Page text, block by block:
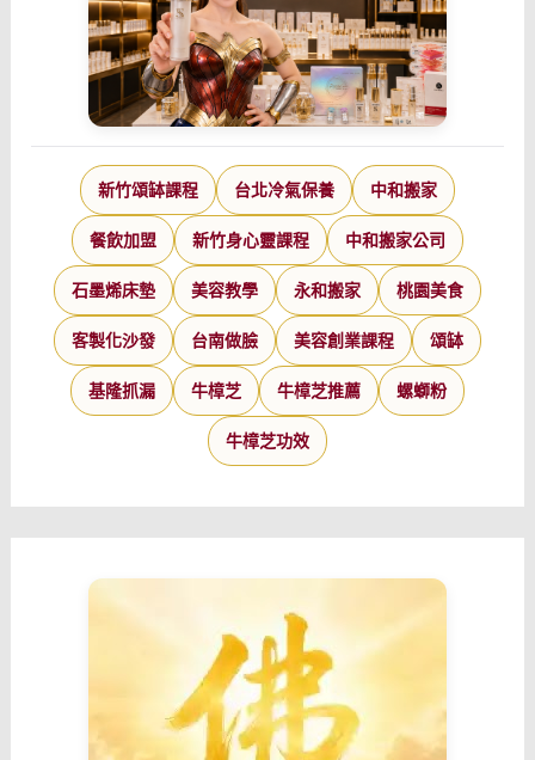
新竹頌缽課程 台北冷氣保養 中和搬家
餐飲加盟 新竹身心靈課程 中和搬家公司
石墨烯床墊 美容教學 永和搬家 桃園美食
客製化沙發 台南做臉 美容創業課程 頌缽
基隆抓漏 牛樟芝 牛樟芝推薦 螺螄粉
牛樟芝功效